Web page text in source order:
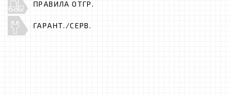
ПРАВИЛА ОТГР.
ГАРАНТ./СЕРВ.